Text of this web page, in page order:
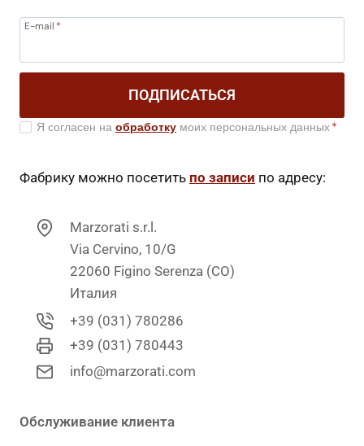
E-mail *
ПОДПИСАТЬСЯ
Я согласен наобработку моих персональных данных*
Фабрику можно посетить по записи по адресу:
Marzorati s.r.l.
Via Cervino, 10/G
22060 Figino Serenza (CO)
Италия
+39 (031) 780286
+39 (031) 780443
info@marzorati.com
Обслуживание клиента